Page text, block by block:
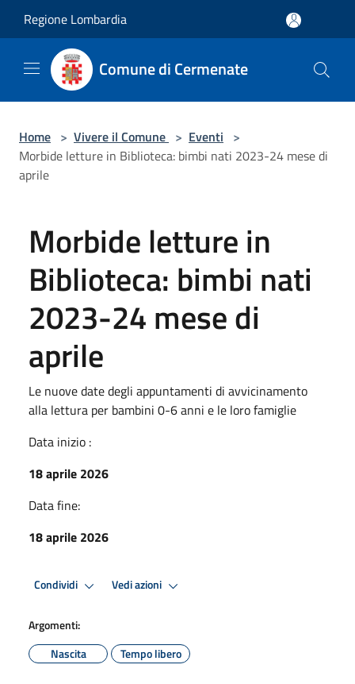
Regione Lombardia
Comune di Cermenate
Home > Vivere il Comune > Eventi >
Morbide letture in Biblioteca: bimbi nati 2023-24 mese di
aprile
Morbide letture in
Biblioteca: bimbi nati
2023-24 mese di
aprile
Le nuove date degli appuntamenti di avvicinamento
alla lettura per bambini 0-6 anni e le loro famiglie
Data inizio :
18 aprile 2026
Data fine:
18 aprile 2026
Condividi Vedi azioni
Argomenti:
Nascita
Tempo libero